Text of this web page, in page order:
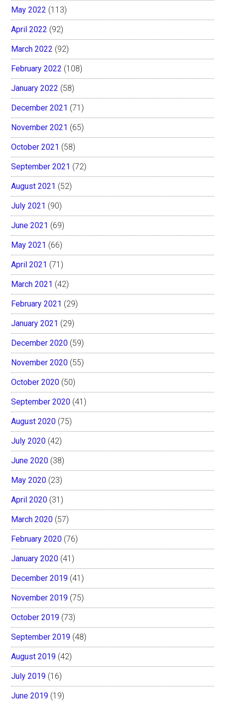
May 2022 (113)
April 2022 (92)
March 2022 (92)
February 2022 (108)
January 2022 (58)
December 2021 (71)
November 2021 (65)
October 2021 (58)
September 2021 (72)
August 2021 (52)
July 2021 (90)
June 2021 (69)
May 2021 (66)
April 2021 (71)
March 2021 (42)
February 2021 (29)
January 2021 (29)
December 2020 (59)
November 2020 (55)
October 2020 (50)
September 2020 (41)
August 2020 (75)
July 2020 (42)
June 2020 (38)
May 2020 (23)
April 2020 (31)
March 2020 (57)
February 2020 (76)
January 2020 (41)
December 2019 (41)
November 2019 (75)
October 2019 (73)
September 2019 (48)
August 2019 (42)
July 2019 (16)
June 2019 (19)